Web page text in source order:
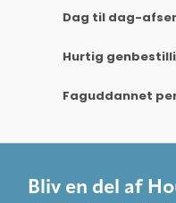
Dag til dag-
Hurtig
Faguddannet
Bliv en del af